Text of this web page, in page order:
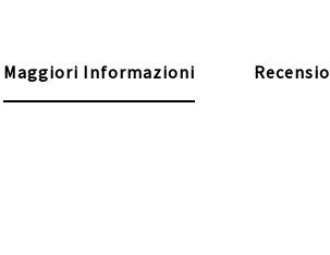
Maggiori Informazioni